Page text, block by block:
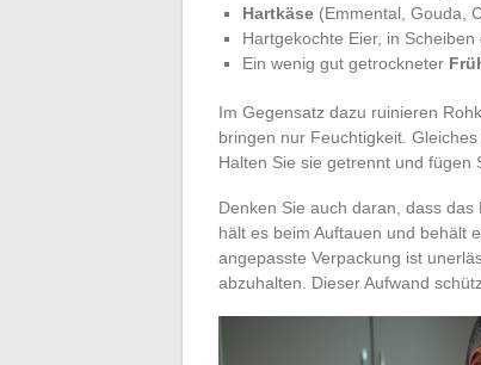
Hartkäse (Emmental, Gouda,
Hartgekochte Eier, in Scheiben
Ein wenig gut getrockneter
Im Gegensatz dazu ruinieren
bringen nur Feuchtigkeit.
Halten Sie sie getrennt und fügen
Denken Sie auch daran, dass
hält es beim Auftauen und behält
angepasste Verpackung ist
abzuhalten. Dieser Aufwand